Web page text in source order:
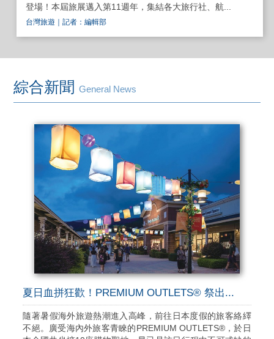
登場！本屆旅展邁入第11週年，集結各大旅行社、航...
台灣旅遊 ｜記者：編輯部
綜合新聞 General News
夏日血拼狂歡！PREMIUM OUTLETS® 祭出...
隨著暑假海外旅遊熱潮進入高峰，前往日本度假的旅客絡繹
不絕。廣受海內外旅客青睞的PREMIUM OUTLETS®，於日